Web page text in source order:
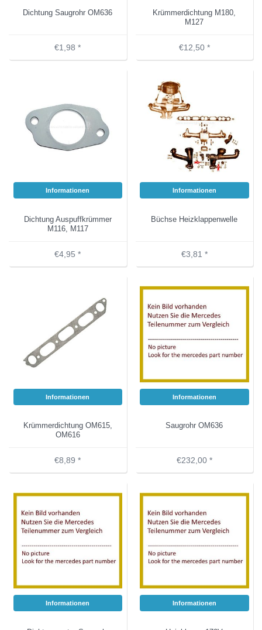
Dichtung Saugrohr OM636
€1,98 *
Krümmerdichtung M180,
M127
€12,50 *
Informationen
Dichtung Auspuffkrümmer
M116, M117
€4,95 *
Informationen
Büchse Heizklappenwelle
€3,81 *
Informationen
Krümmerdichtung OM615,
OM616
€8,89 *
Informationen
Saugrohr OM636
€232,00 *
Informationen Informationen